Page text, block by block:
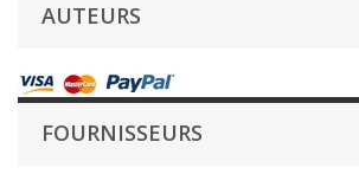
AUTEURS
FOURNISSEURS